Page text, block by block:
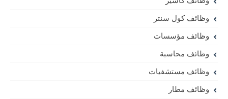
وظائف كول سنتر
وظائف مؤسسات
وظائف محاسبة
وظائف مستشفيات
وظائف مطار